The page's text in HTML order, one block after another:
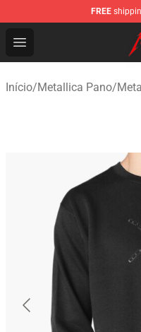
FREE
Open menu
Metallica Store -
Início/Metallica Pano/